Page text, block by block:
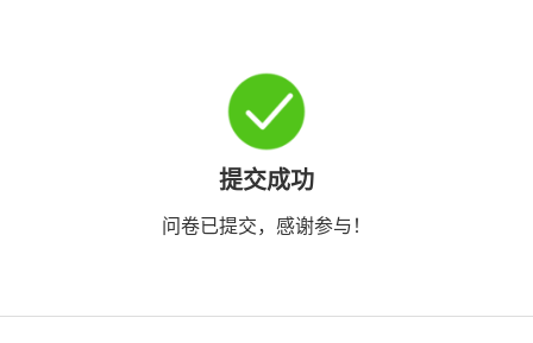
提交成功
问卷已提交，感谢参与！